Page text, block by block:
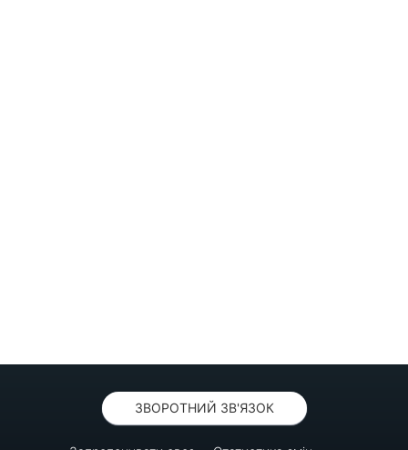
ЗВОРОТНИЙ ЗВ'ЯЗОК